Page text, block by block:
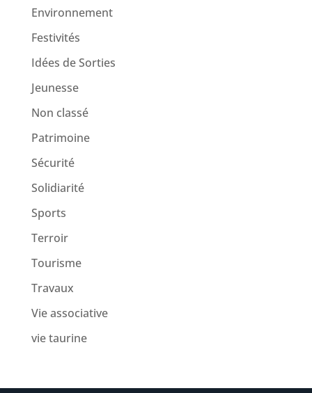
Environnement
Festivités
Idées de Sorties
Jeunesse
Non classé
Patrimoine
Sécurité
Solidiarité
Sports
Terroir
Tourisme
Travaux
Vie associative
vie taurine